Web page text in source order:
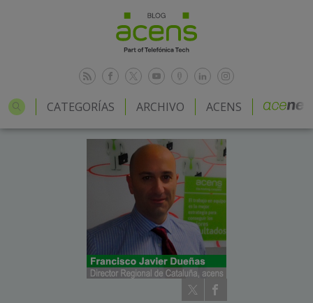
CATEGORÍAS ARCHIVO ACENS